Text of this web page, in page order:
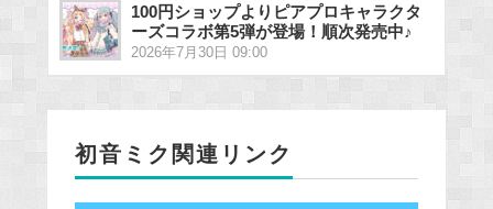
100円ショップよりピアプロキャラクタ
ーズコラボ第5弾が登場！順次発売中♪
2026年7月30日 09:00
初音ミク関連リンク